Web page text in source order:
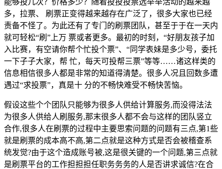
多，拉票、 刷票正变得越来越存在广泛了，很多大家也已经
责备不怪了。为此还有了专门的刷票团队，甚至于于在一天内
就可轻松“刷”上万 票或者更多。最初的时刻，“好朋友孩子加
入比赛，有空请你帮个忙投个票”、“同学表妹是多少号，委托
一下子子大家，帮 忙，每天可投帮三票”等等……诸这样类的
信息相信很多人都是非常的知道得清楚。很多人况且回数多遭
遇过“求投票”，真是十 分的不畅快难受不畅快苦恼。
假设这些个个团队只能够为很多人供给计算服务,而没得法法
为很多人供给人刷服务,那末很多人都不会与这样的团队竖立
合作,很多人在刷票的过程中主要思索问题的问题有三点,第1些
就是刷票的成本高不高,第二点就是这种方式是否会被稽查系
统发觉?由于这个造成账号被,这是很关键的一个问题,第三点就
是刷票平台的工作担担担任职务务务的人是否讲求诚信?在合